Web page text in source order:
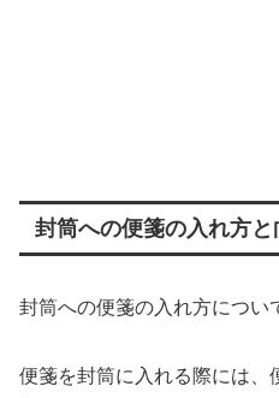
封筒への便箋の入れ方
封筒への便箋の入れ方につい
便箋を封筒に入れる際には、